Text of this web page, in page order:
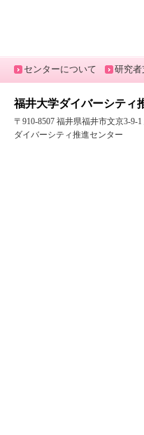
センターについて 研究者
福井大学ダイバーシティ
〒910-8507 福井県福井市文京3-9-
ダイバーシティ推進センター